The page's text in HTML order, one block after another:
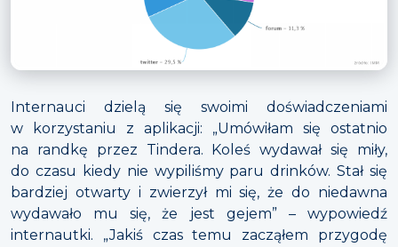
Internauci dzielą się swoimi doświadczeniami
w korzystaniu z aplikacji: „Umówiłam się ostatnio
na randkę przez Tindera. Koleś wydawał się miły,
do czasu kiedy nie wypiliśmy paru drinków. Stał się
bardziej otwarty i zwierzył mi się, że do niedawna
wydawało mu się, że jest gejem” – wypowiedź
internautki. „Jakiś czas temu zacząłem przygodę